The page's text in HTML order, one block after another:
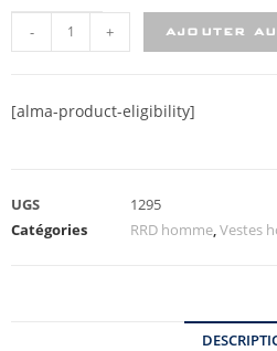
- + AJOUTER
[alma-product-eligibility]
UGS
1295
Catégories
RRD homme,Vestes